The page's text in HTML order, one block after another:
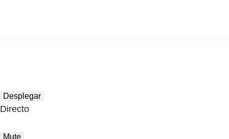
Desplegar
Directo
Mute